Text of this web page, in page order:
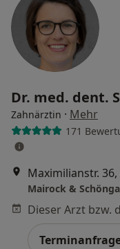
Dr. med. dent.
Zahnärztin · Mehr
171
Maximilianstr.
Mairock &